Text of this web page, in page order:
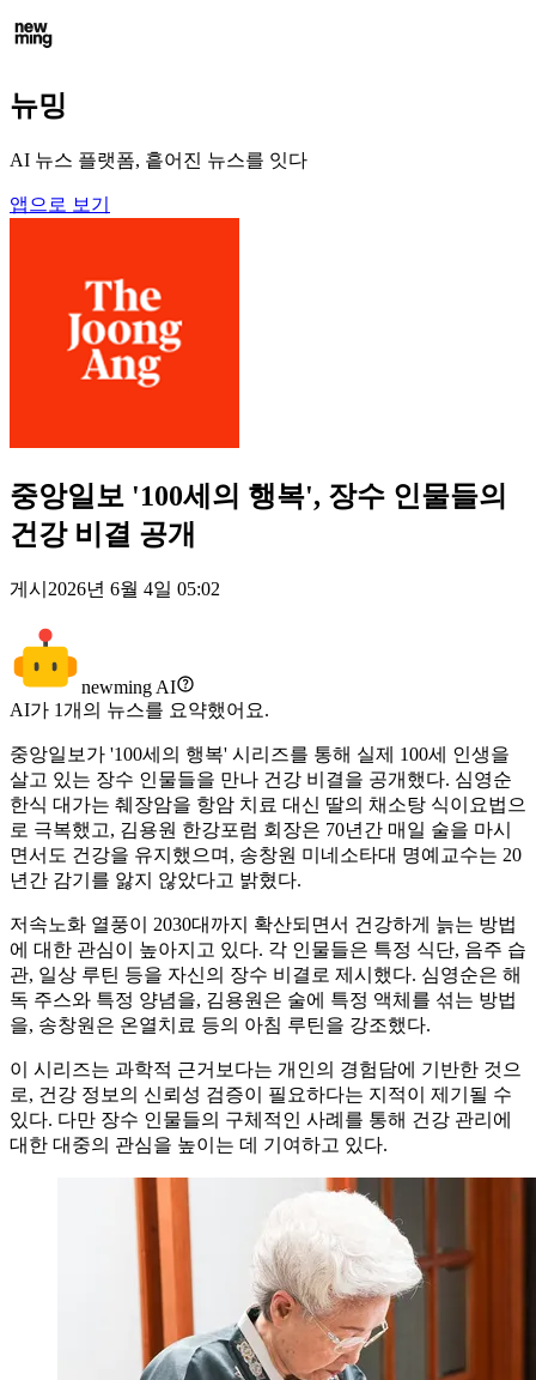
뉴밍
AI 뉴스 플랫폼, 흩어진 뉴스를 잇다
앱으로 보기
중앙일보 '100세의 행복', 장수 인물들의
건강 비결 공개
게시 2026년 6월 4일 05:02
newming AI
AI가 1개의 뉴스를 요약했어요.
중앙일보가 '100세의 행복' 시리즈를 통해 실제 100세 인생을
살고 있는 장수 인물들을 만나 건강 비결을 공개했다. 심영순
한식 대가는 췌장암을 항암 치료 대신 딸의 채소탕 식이요법으
로 극복했고, 김용원 한강포럼 회장은 70년간 매일 술을 마시
면서도 건강을 유지했으며, 송창원 미네소타대 명예교수는 20
년간 감기를 앓지 않았다고 밝혔다.
저속노화 열풍이 2030대까지 확산되면서 건강하게 늙는 방법
에 대한 관심이 높아지고 있다. 각 인물들은 특정 식단, 음주 습
관, 일상 루틴 등을 자신의 장수 비결로 제시했다. 심영순은 해
독 주스와 특정 양념을, 김용원은 술에 특정 액체를 섞는 방법
을, 송창원은 온열치료 등의 아침 루틴을 강조했다.
이 시리즈는 과학적 근거보다는 개인의 경험담에 기반한 것으
로, 건강 정보의 신뢰성 검증이 필요하다는 지적이 제기될 수
있다. 다만 장수 인물들의 구체적인 사례를 통해 건강 관리에
대한 대중의 관심을 높이는 데 기여하고 있다.